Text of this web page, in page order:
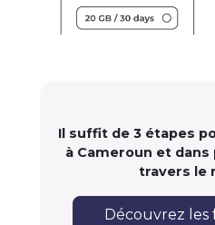
Il suffit de 3 étapes
à Cameroun et dans
travers le
Découvrez les